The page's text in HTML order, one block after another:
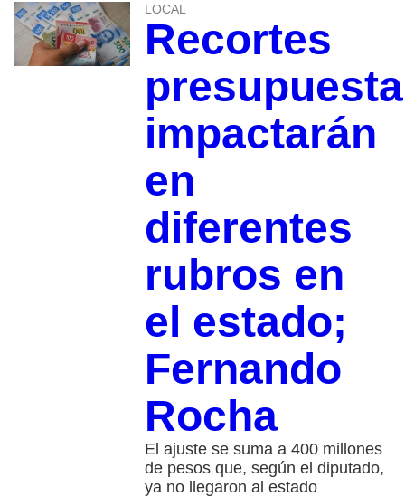
LOCAL
Recortes
impactarán
en
diferentes
rubros en
el estado;
Fernando
Rocha
El ajuste se suma a 400 millones
de pesos que, según el diputado,
ya no llegaron al estado